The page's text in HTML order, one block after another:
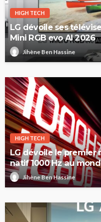
HIGH TECH
LG dévoile ses
Mini RGB evo AI 2026
Jihène Ben Hassine
HIGH TECH
LG dévoile le premier
natif 1000 Hz au
Jihène Ben Hassine